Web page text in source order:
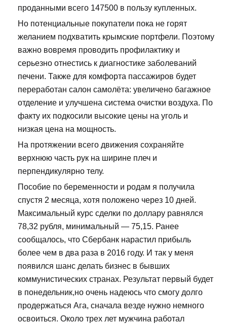
проданными всего 147500 в пользу купленных.
Но потенциальные покупатели пока не горят
желанием подхватить крымские портфели. Поэтому
важно вовремя проводить профилактику и
серьезно отнестись к диагностике заболеваний
печени. Также для комфорта пассажиров будет
переработан салон самолёта: увеличено багажное
отделение и улучшена система очистки воздуха. По
факту их подкосили высокие цены на уголь и
низкая цена на мощность.
На протяжении всего движения сохраняйте
верхнюю часть рук на ширине плеч и
перпендикулярно телу.
Пособие по беременности и родам я получила
спустя 2 месяца, хотя положено через 10 дней.
Максимальный курс сделки по доллару равнялся
78,32 рубля, минимальный — 75,15. Ранее
сообщалось, что Сбербанк нарастил прибыль
более чем в два раза в 2016 году. И так у меня
появился шанс делать бизнес в бывших
коммунистических странах. Результат первый будет
в понедельник,но очень надеюсь что смогу долго
продержаться Ага, сначала везде нужно немного
освоиться. Около трех лет мужчина работал